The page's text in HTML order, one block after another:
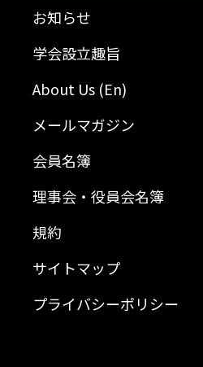
お知らせ
学会設立趣旨
About Us (En)
メールマガジン
会員名簿
理事会・役員会名簿
規約
サイトマップ
プライバシーポリシー